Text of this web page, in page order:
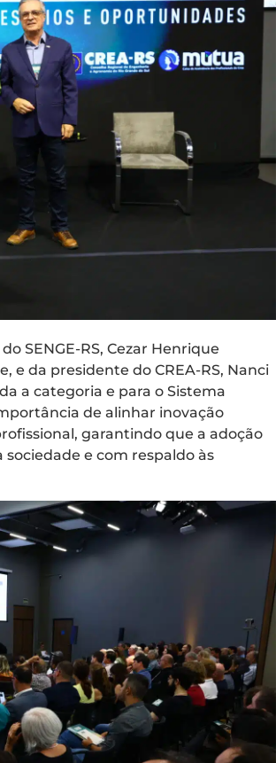
SENGE-RS, Cezar Henrique
e da presidente do CREA-RS, Nanci
a categoria e para o Sistema
de alinhar inovação
garantindo que a adoção
e com respaldo às